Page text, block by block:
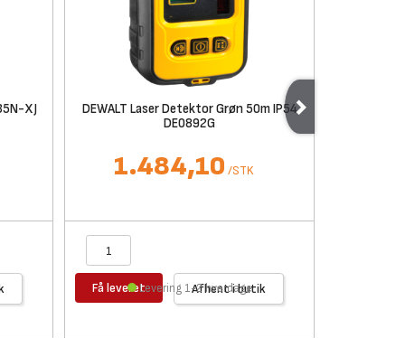
XJ
DEWALT Laser Detektor Grøn 50m IP54
DE0892G
1.484,10 /STK
Få leveret Afhent i butik
Levering 1-2 hverdage